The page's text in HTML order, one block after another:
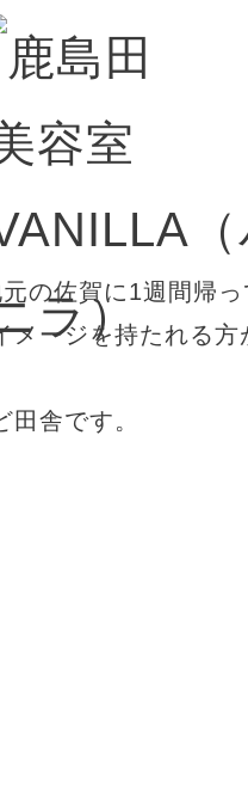
BLOG
の佐賀に1週間帰
メージを持たれる
舎です。